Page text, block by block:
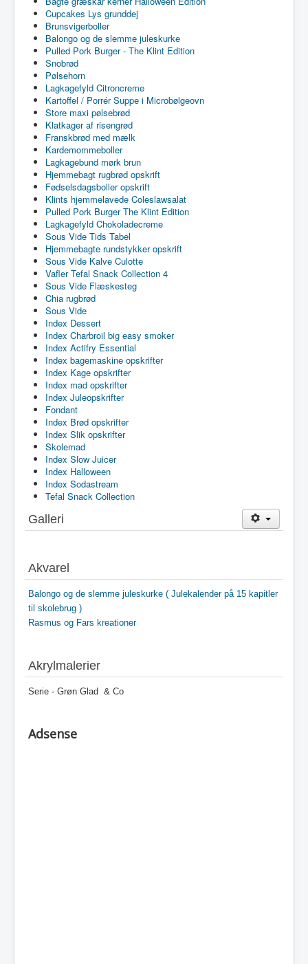
Cupcakes Lys grunddej
Brunsvigerboller
Balongo og de slemme juleskurke
Pulled Pork Burger - The Klint Edition
Snobrød
Pølsehorn
Lagkagefyld Citroncreme
Kartoffel / Porrér Suppe i Microbølgeovn
Store maxi pølsebrød
Klatkager af risengrød
Franskbrød med mælk
Kardemommeboller
Lagkagebund mørk brun
Hjemmebagt rugbrød opskrift
Fødselsdagsboller opskrift
Klints hjemmelavede Coleslawsalat
Pulled Pork Burger The Klint Edition
Lagkagefyld Chokoladecreme
Sous Vide Tids Tabel
Hjemmebagte rundstykker opskrift
Sous Vide Kalve Culotte
Vafler Tefal Snack Collection 4
Sous Vide Flæskesteg
Chia rugbrød
Sous Vide
Index Dessert
Index Charbroil big easy smoker
Index Actifry Essential
Index bagemaskine opskrifter
Index Kage opskrifter
Index mad opskrifter
Index Juleopskrifter
Fondant
Index Brød opskrifter
Index Slik opskrifter
Skolemad
Index Slow Juicer
Index Halloween
Index Sodastream
Tefal Snack Collection
Galleri
Akvarel
Balongo og de slemme juleskurke ( Julekalender på 15 kapitler
til skolebrug )
Rasmus og Fars kreationer
Akrylmalerier
Serie - Grøn Glad & Co
Adsense